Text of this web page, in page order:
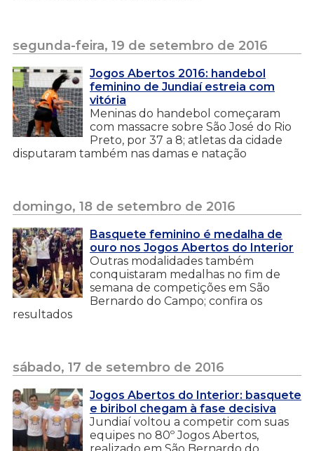
segunda-feira, 19 de setembro de 2016
Jogos Abertos 2016: handebol
feminino de Jundiaí estreia com
vitória
Meninas do handebol começaram
com massacre sobre São José do Rio
Preto, por 37 a 8; atletas da cidade
disputaram também nas damas e natação
domingo, 18 de setembro de 2016
Basquete feminino é medalha de
ouro nos Jogos Abertos do Interior
Outras modalidades também
conquistaram medalhas no fim de
semana de competições em São
Bernardo do Campo; confira os
resultados
sábado, 17 de setembro de 2016
Jogos Abertos do Interior: basquete
e biribol chegam à fase decisiva
Jundiaí voltou a competir com suas
equipes no 80º Jogos Abertos,
realizado em São Bernardo do